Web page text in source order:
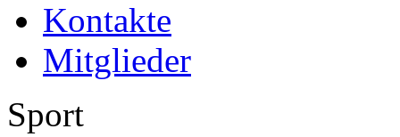
Kontakte
Mitglieder
Sport